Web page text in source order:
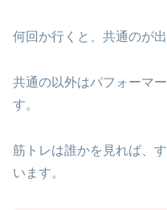
何回か行くと、共通のが
共通の以外はパフォーマ
す。
筋トレは誰かを見れば、
います。